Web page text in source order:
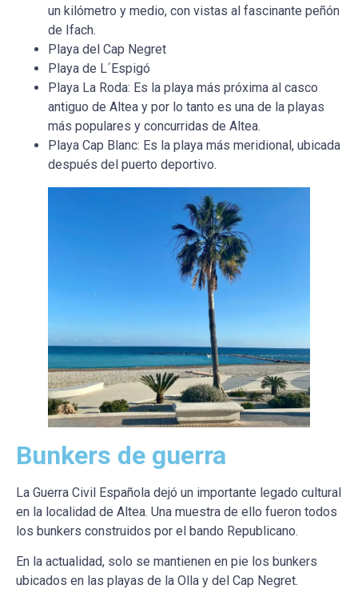
un kilómetro y medio, con vistas al fascinante peñón
de Ifach.
Playa del Cap Negret
Playa de L´Espigó
Playa La Roda: Es la playa más próxima al casco
antiguo de Altea y por lo tanto es una de la playas
más populares y concurridas de Altea.
Playa Cap Blanc: Es la playa más meridional, ubicada
después del puerto deportivo.
Bunkers de guerra
La Guerra Civil Española dejó un importante legado cultural
en la localidad de Altea. Una muestra de ello fueron todos
los bunkers construidos por el bando Republicano.
En la actualidad, solo se mantienen en pie los bunkers
ubicados en las playas de la Olla y del Cap Negret.